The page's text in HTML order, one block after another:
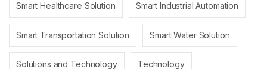
Smart Healthcare Solution Smart Industrial Automation
Smart Transportation Solution Smart Water Solution
Solutions and Technology Technology